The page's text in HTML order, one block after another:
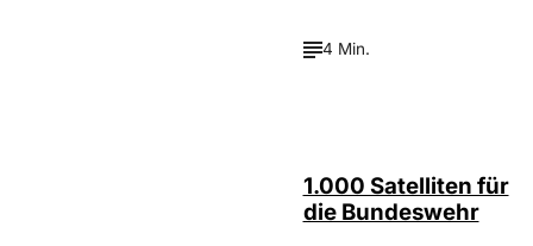
4 Min.
1.000 Satelliten für
die Bundeswehr